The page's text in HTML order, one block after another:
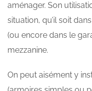
aménager. Son
situation, qu’il soit
(ou encore dans le
mezzanine.
On peut aisément y